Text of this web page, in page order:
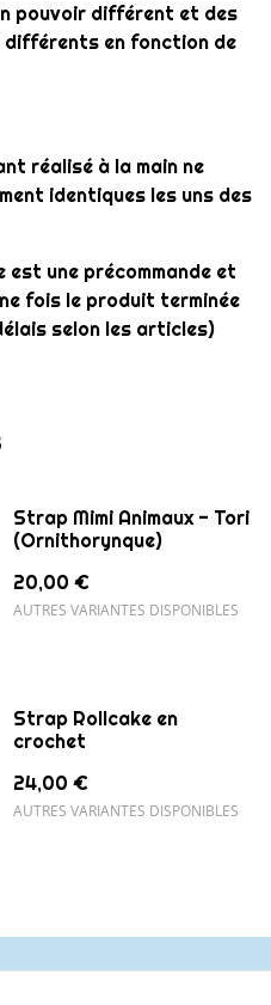
pouvoir différent et des
en fonction de
réalisé à la main ne
identiques les uns des
est une précommande et
fois le produit terminée
selon les articles)
Strap Mimi Animaux - Tori
(Ornithorynque)
20,00 €
AUTRES VARIANTES DISPONIBLES
Strap Rollcake en
crochet
24,00 €
AUTRES VARIANTES DISPONIBLES